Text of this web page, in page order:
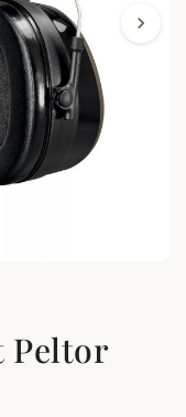
chevron_right
Peltor